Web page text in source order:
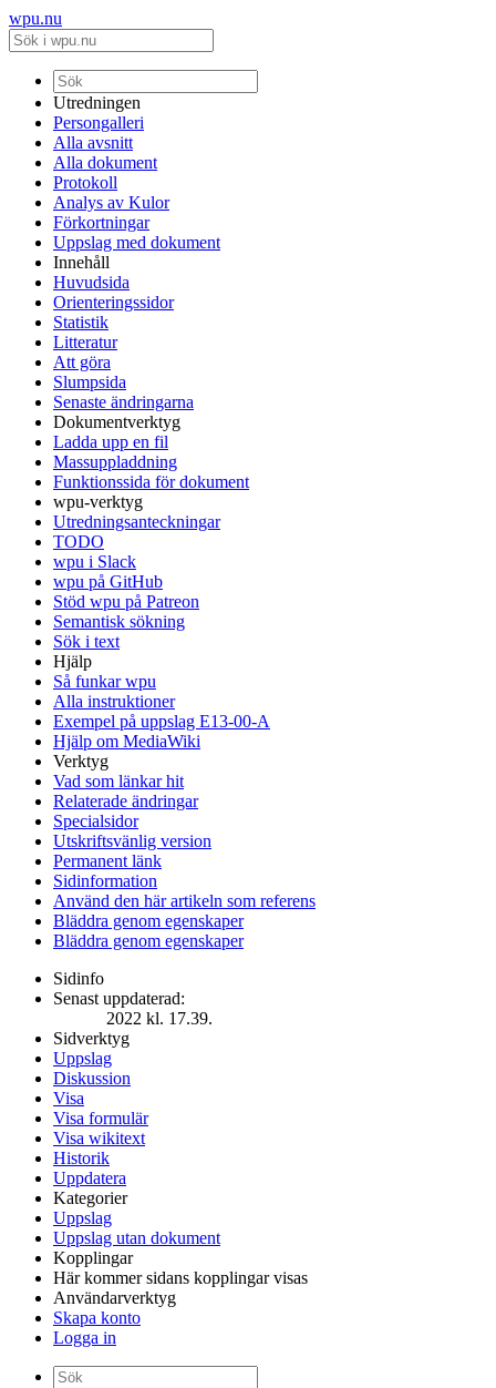
wpu.nu
Utredningen
Persongalleri
Alla avsnitt
Alla dokument
Protokoll
Analys av Kulor
Förkortningar
Uppslag med dokument
Innehåll
Huvudsida
Orienteringssidor
Statistik
Litteratur
Att göra
Slumpsida
Senaste ändringarna
Dokumentverktyg
Ladda upp en fil
Massuppladdning
Funktionssida för dokument
wpu-verktyg
Utredningsanteckningar
TODO
wpu i Slack
wpu på GitHub
Stöd wpu på Patreon
Semantisk sökning
Sök i text
Hjälp
Så funkar wpu
Alla instruktioner
Exempel på uppslag E13-00-A
Hjälp om MediaWiki
Verktyg
Vad som länkar hit
Relaterade ändringar
Specialsidor
Utskriftsvänlig version
Permanent länk
Sidinformation
Använd den här artikeln som referens
Bläddra genom egenskaper
Bläddra genom egenskaper
Sidinfo
Senast uppdaterad:
2022 kl. 17.39.
Sidverktyg
Uppslag
Diskussion
Visa
Visa formulär
Visa wikitext
Historik
Uppdatera
Kategorier
Uppslag
Uppslag utan dokument
Kopplingar
Här kommer sidans kopplingar visas
Användarverktyg
Skapa konto
Logga in